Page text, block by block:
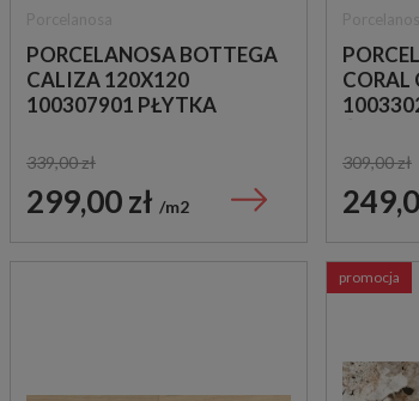
PORCELANOSA BOTTEGA
CALIZA 120X120
100307901 PŁYTKA
339,00 zł
299,00 zł m2
CORAL
KAMIEŃ
309,00 zł
promocja